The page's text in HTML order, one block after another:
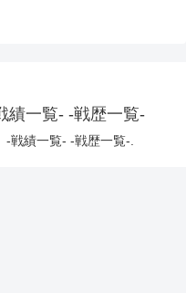
一覧- -戦歴一覧-
績一覧- -戦歴一覧-.